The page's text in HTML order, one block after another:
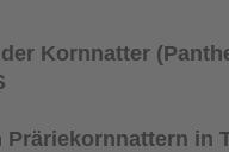
Kornnatter (
Präriekornnattern in